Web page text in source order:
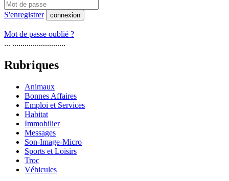
S'enregistrer connexion
Mot de passe oublié ?
... ..........................
Rubriques
Animaux
Bonnes Affaires
Emploi et Services
Habitat
Immobilier
Messages
Son-Image-Micro
Sports et Loisirs
Troc
Véhicules